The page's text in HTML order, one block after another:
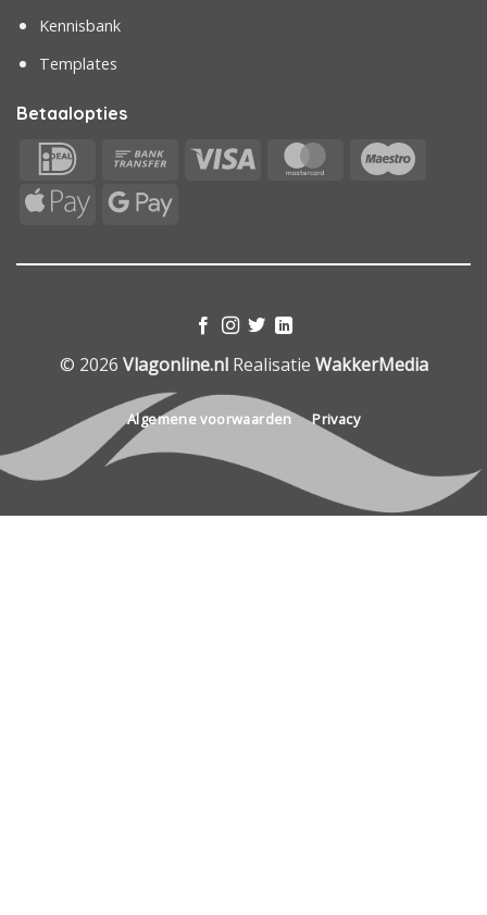
Kennisbank
Templates
Betaalopties
IDeal
Bank
Visa MasterCard
Apple
Google
© 2026 Vlagonline.nlRealisatie WakkerMedia
Algemene voorwaarden Privacy